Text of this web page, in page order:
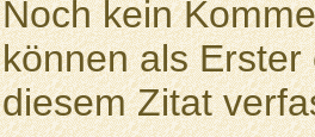
Noch kein
können als
diesem Zitat